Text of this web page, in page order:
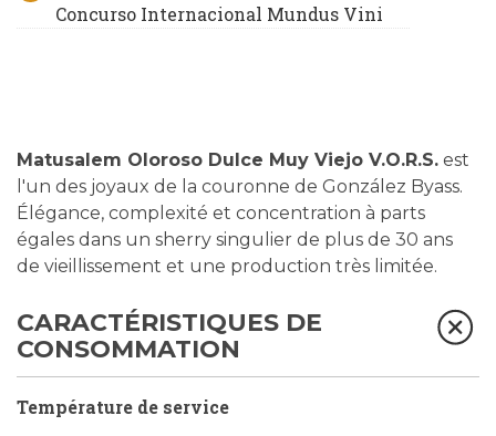
Concurso Internacional Mundus Vini
Matusalem Oloroso Dulce Muy Viejo V.O.R.S. est
l'un des joyaux de la couronne de González Byass.
Élégance, complexité et concentration à parts
égales dans un sherry singulier de plus de 30 ans
de vieillissement et une production très limitée.
CARACTÉRISTIQUES DE
CONSOMMATION
Température de service